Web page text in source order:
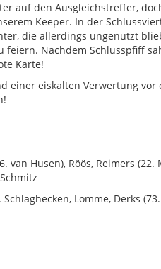
auf den Ausgleichstreffer,
Keeper. In der
die allerdings ungenutzt
feiern. Nachdem Schlusspfiff
Karte!
einer eiskalten Verwertung vor
van Husen), Röös, Reimers (22.
Lomme, Derks